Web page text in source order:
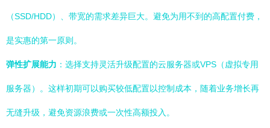
（SSD/HDD）、带宽的需求差异巨大。避免为用不到的高配置付费，
是实惠的第一原则。
弹性扩展能力 ：选择支持灵活升级配置的云服务器或VPS（虚拟专用
服务器）。这样初期可以购买较低配置以控制成本，随着业务增长再
无缝升级，避免资源浪费或一次性高额投入。